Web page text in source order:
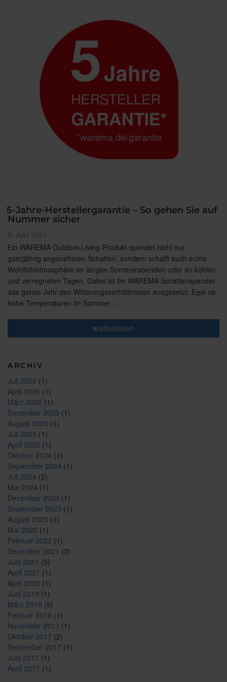
5-Jahre-Herstellergarantie – So gehen Sie auf
Nummer sicher
Veröffentlicht
am
9. Juni 2021
Ein WAREMA Outdoor-Living-Produkt spendet nicht nur
ganzjährig angenehmen Schatten, sondern schafft auch echte
Wohlfühlatmosphäre an langen Sommerabenden oder an kühlen
und verregneten Tagen. Dabei ist Ihr WAREMA Schattenspender
das ganze Jahr den Witterungsverhältnissen ausgesetzt. Egal ob
hohe Temperaturen im Sommer …
„5-
Jahre-
weiterlesen
ARCHIV
Juli 2026 (1)
April 2026 (1)
März 2026 (1)
Dezember 2025 (1)
August 2025 (1)
Juli 2025 (1)
April 2025 (1)
Oktober 2024 (1)
September 2024 (1)
Juli 2024 (2)
Mai 2024 (1)
Dezember 2023 (1)
September 2023 (1)
August 2023 (1)
Mai 2022 (1)
Februar 2022 (1)
Dezember 2021 (3)
Juni 2021 (5)
April 2021 (1)
April 2020 (1)
Juni 2019 (1)
März 2018 (5)
Februar 2018 (1)
November 2017 (1)
Oktober 2017 (2)
September 2017 (1)
Juni 2017 (1)
April 2017 (1)